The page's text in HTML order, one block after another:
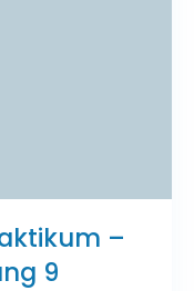
–
9